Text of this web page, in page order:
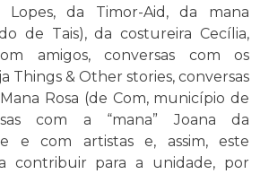
da Timor-Aid, da mana
de Tais), da costureira Cecília,
amigos, conversas com os
Things & Other stories, conversas
Rosa (de Com, município de
com a “mana” Joana da
e com artistas e, assim, este
contribuir para a unidade, por